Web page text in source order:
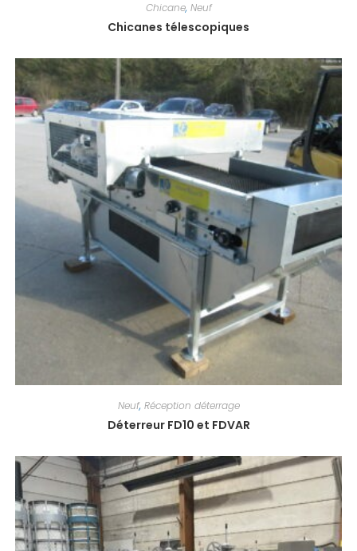
Chicane, Neuf
Chicanes télescopiques
Neuf, Réception déterrage
Déterreur FD10 et FDVAR